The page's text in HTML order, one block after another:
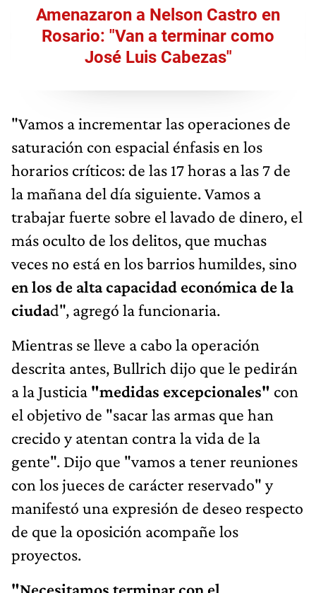
Amenazaron a Nelson Castro en
Rosario: "Van a terminar como
José Luis Cabezas"
"Vamos a incrementar las operaciones de
saturación con espacial énfasis en los
horarios críticos: de las 17 horas a las 7 de
la mañana del día siguiente. Vamos a
trabajar fuerte sobre el lavado de dinero, el
más oculto de los delitos, que muchas
veces no está en los barrios humildes, sino
en los de alta capacidad económica de la
ciudad", agregó la funcionaria.
Mientras se lleve a cabo la operación
descrita antes, Bullrich dijo que le pedirán
a la Justicia "medidas excepcionales" con
el objetivo de "sacar las armas que han
crecido y atentan contra la vida de la
gente". Dijo que "vamos a tener reuniones
con los jueces de carácter reservado" y
manifestó una expresión de deseo respecto
de que la oposición acompañe los
proyectos.